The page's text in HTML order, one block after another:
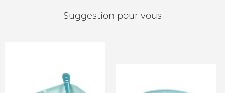
Suggestion pour vous